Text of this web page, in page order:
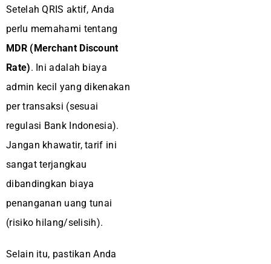
Setelah QRIS aktif, Anda
perlu memahami tentang
MDR (Merchant Discount
Rate). Ini adalah biaya
admin kecil yang dikenakan
per transaksi (sesuai
regulasi Bank Indonesia).
Jangan khawatir, tarif ini
sangat terjangkau
dibandingkan biaya
penanganan uang tunai
(risiko hilang/selisih).
Selain itu, pastikan Anda